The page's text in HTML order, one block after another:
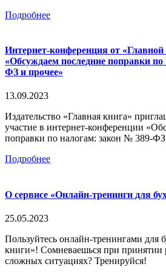
Подробнее
Интернет-конференция от
«Обсуждаем последние поправки
ФЗ и прочее»
13.09.2023
Издательство «Главная книга»
участие в интернет-конференции
поправки по налогам: закон № 389-ФЗ
Подробнее
О сервисе «Онлайн-тренинги для
25.05.2023
Пользуйтесь онлайн-тренингами для
книги»! Сомневаешься при принятии
сложных ситуациях? Тренируйся!